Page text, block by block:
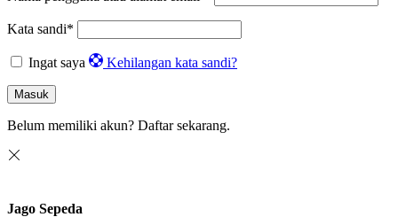
Kata sandi*
Ingat saya Kehilangan kata sandi?
Masuk
Belum memiliki akun? Daftar sekarang.
Jago Sepeda